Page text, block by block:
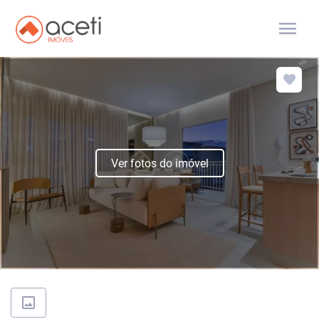
menu
Ver fotos do imóvel